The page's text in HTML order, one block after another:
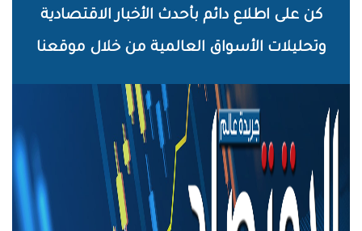
الرئيسي
كن على اطلاع دائم بأحدث الأخبار الاقتصادية
وتحليلات الأسواق العالمية من خلال موقعنا